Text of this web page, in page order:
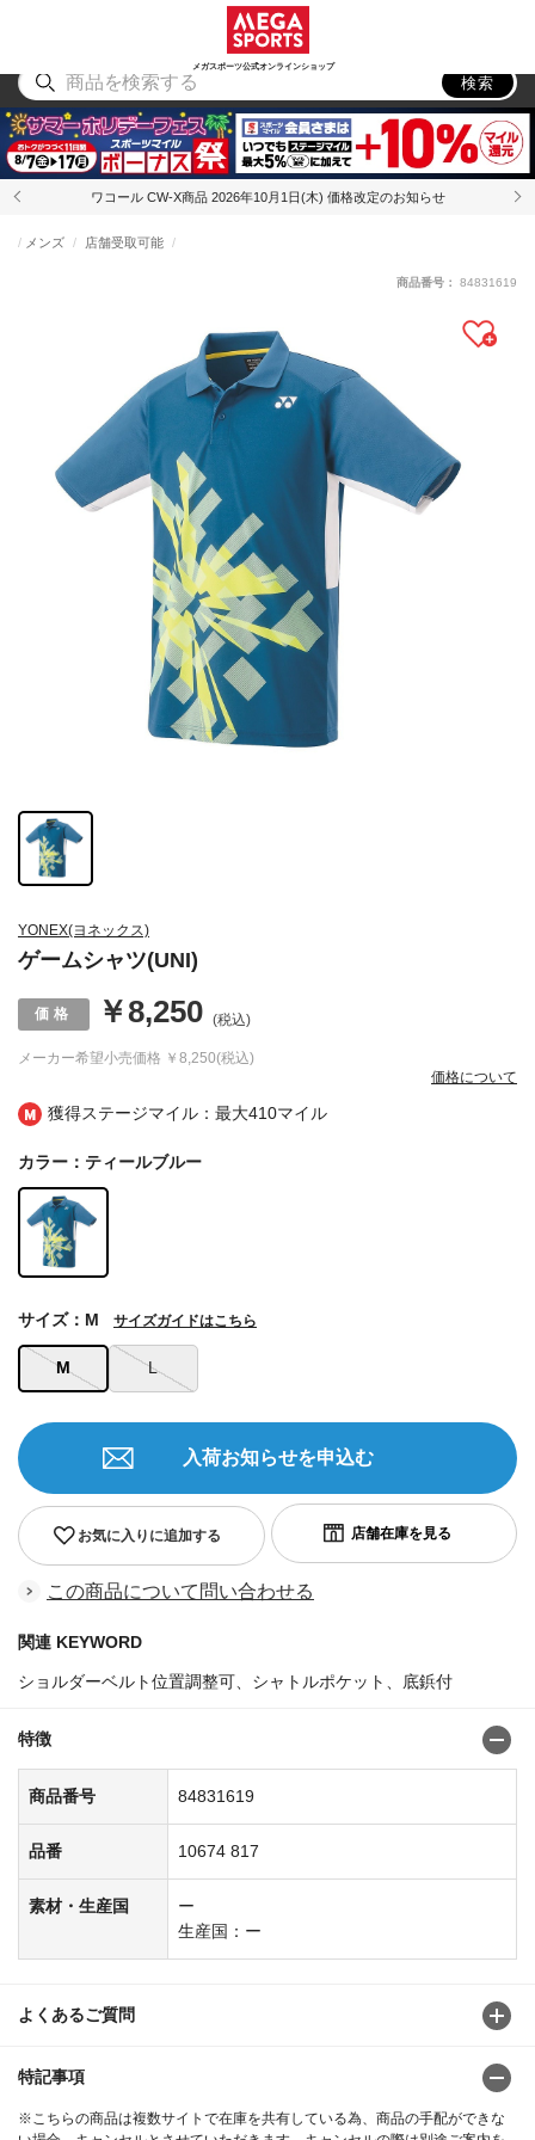
メガスポーツ公式オンラインショップ
アウトドア
検索
ワコール CW-X商品 2026年10月1日(木) 価格改定のお知らせ
獲得ステージマイル：最大410マイル
YONEX(ヨネックス)
ゲームシャツ(UNI)
メンズ 店舗受取可能
メーカー希望小売価格 ￥8,250(税込)
￥8,250 (税込)
価格について
商品番号： 84831619
カラー：ティールブルー
M L
サイズ：M サイズガイドはこちら
お気に入りに追加する
入荷お知らせを申込む
この商品について問い合わせる
関連 KEYWORD
ショルダーベルト位置調整可、シャトルポケット、底鋲付
特徴
商品番号 84831619
品番 10674 817
素材・生産国
ー
生産国：ー
よくあるご質問
特記事項
※こちらの商品は複数サイトで在庫を共有している為、商品の手配ができな